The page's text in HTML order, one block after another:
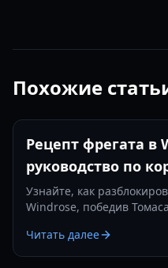
Похожие
Рецепт фрегата в
руководство по
Узнайте, как
Windrose, победив
изготовив железные
Читать далее